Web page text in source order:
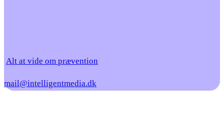
Alt at vide om prævention
mail@intelligentmedia.dk